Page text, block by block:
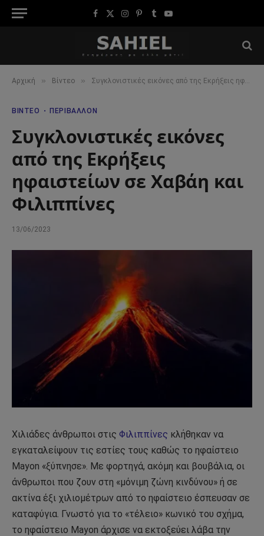
Facebook
X
Instagram
Pinterest
TumblrYouTube
Αρχική » Βίντεο » Συγκλονιστικές εικόνες από της Εκρήξεις ηφαιστείων σε Χαβάη και Φιλιππίνες
ΒΊΝΤΕΟ ΠΕΡΙΒΆΛΛΟΝ
Συγκλονιστικές εικόνες
από της Εκρήξεις
ηφαιστείων σε Χαβάη και
Φιλιππίνες
13/06/2023
Χιλιάδες άνθρωποι στις Φιλιππίνες κλήθηκαν να
εγκαταλείψουν τις εστίες τους καθώς το ηφαίστειο
Mayon «ξύπνησε». Με φορτηγά, ακόμη και βουβάλια, οι
άνθρωποι που ζουν στη «μόνιμη ζώνη κινδύνου» ή σε
ακτίνα έξι χιλιομέτρων από το ηφαίστειο έσπευσαν σε
καταφύγια. Γνωστό για το «τέλειο» κωνικό του σχήμα,
το ηφαίστειο Mayon άρχισε να εκτοξεύει λάβα την